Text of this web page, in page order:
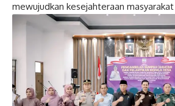
mewujudkan kesejahteraan